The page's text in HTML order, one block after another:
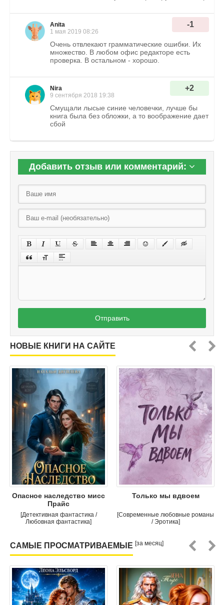
Аnita
1 мая 2019 08:26
-1
Очень отвлекают грамматические ошибки. Их
множество. В любом офис редакторе есть
проверка. В остальном - хорошо.
Nira
9 сентября 2018 19:38
+2
Смущали лысые синие человечки, лучше бы
книга была без обложки, а то воображение дает
сбой
Добавить отзыв или комментарий:
Отправить
НОВЫЕ КНИГИ НА САЙТЕ
Опасное наследство мисс
Прайс
[Детективная фантастика /
Любовная фантастика]
Только мы вдвоем
[Современные любовные романы
/ Эротика]
САМЫЕ ПРОСМАТРИВАЕМЫЕ [за месяц]